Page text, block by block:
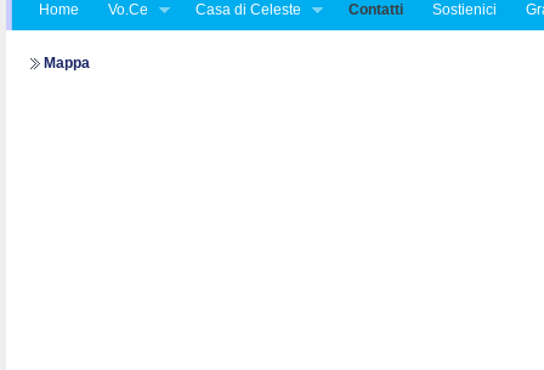
Home Vo.Ce Casa di Celeste Contatti Sostienici
Mappa